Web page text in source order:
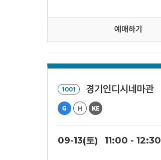
예매하기
1001 경기인디시네마관
09-13(토) 11:00 - 12:30